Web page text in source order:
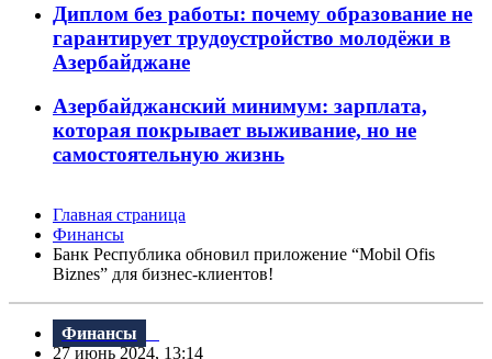
Диплом без работы: почему образование не
гарантирует трудоустройство молодёжи в
Азербайджане
Азербайджанский минимум: зарплата,
которая покрывает выживание, но не
самостоятельную жизнь
Главная страница
Финансы
Банк Республика обновил приложение “Mobil Ofis
Biznes” для бизнес-клиентов!
Финансы
27 июнь 2024, 13:14